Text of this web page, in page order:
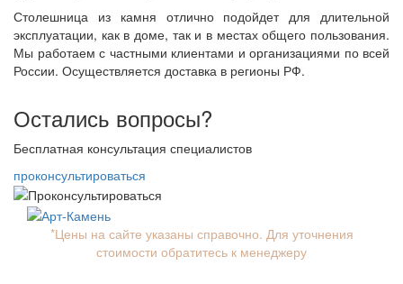
Столешница из камня отлично подойдет для длительной
эксплуатации, как в доме, так и в местах общего пользования.
Мы работаем с частными клиентами и организациями по всей
России. Осуществляется доставка в регионы РФ.
Остались вопросы?
Бесплатная консультация специалистов
проконсультироваться
*Цены на сайте указаны справочно. Для уточнения
стоимости обратитесь к менеджеру